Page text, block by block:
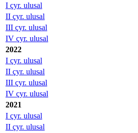
I çyr. ulusal
II çyr. ulusal
III çyr. ulusal
IV çyr. ulusal
2022
I çyr. ulusal
II çyr. ulusal
III çyr. ulusal
IV çyr. ulusal
2021
I çyr. ulusal
II çyr. ulusal